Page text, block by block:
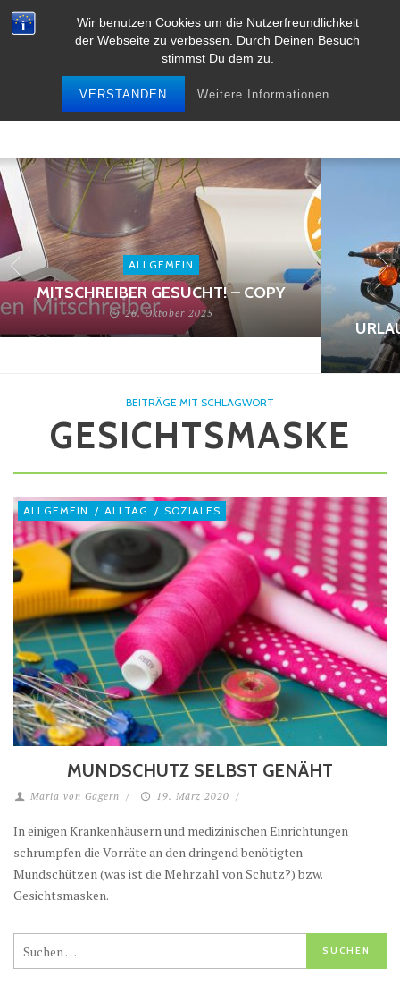
Wir benutzen Cookies um die Nutzerfreundlichkeit
der Webseite zu verbessen. Durch Deinen Besuch
stimmst Du dem zu.
VERSTANDEN Weitere Informationen
ALLGEMEIN
MITSCHREIBER GESUCHT! – COPY
26. Oktober 2025
BEITRÄGE MIT SCHLAGWORT
GESICHTSMASKE
ALLGEMEIN / ALLTAG / SOZIALES
MUNDSCHUTZ SELBST GENÄHT
Maria von Gagern / 19. März 2020 /
In einigen Krankenhäusern und medizinischen Einrichtungen
schrumpfen die Vorräte an den dringend benötigten
Mundschützen (was ist die Mehrzahl von Schutz?) bzw.
Gesichtsmasken.